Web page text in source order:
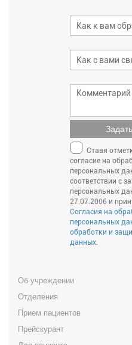
Об учреждении
Отделения
Прием пациентов
Прейскурант
Ставя
согласие на
персональных
соответствии с
персональных
27.07.2006 и
Согласия на
персональных
обработки и
данных.